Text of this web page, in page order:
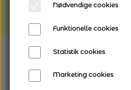
Vi gør opmærksom på, at
længere leveringstid
Nødvendige cookies
Funktionelle cookies
Statistik cookies
Marketing cookies